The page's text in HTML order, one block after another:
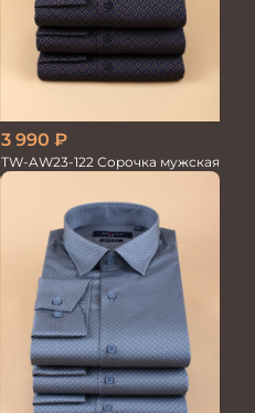
3 990 ₽
TW-AW23-122 Сорочка мужская